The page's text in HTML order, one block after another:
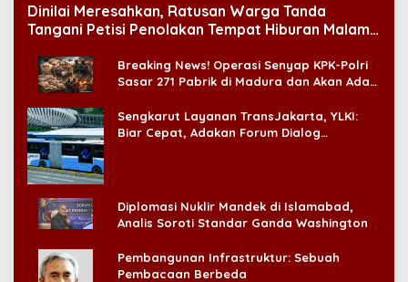
Dinilai Meresahkan, Ratusan Warga Tanda
Tangani Petisi Penolakan Tempat Hiburan Malam
Breaking News! Operasi Senyap KPK-Polri
Sasar 271 Pabrik di Madura dan Akan Ada
Sengkarut Layanan TransJakarta, YLKI:
Biar Cepat, Adakan Forum Dialog
Diplomasi Nuklir Mandek di Islamabad,
Analis Soroti Standar Ganda Washington
Pembangunan Infrastruktur: Sebuah
Pembacaan Berbeda